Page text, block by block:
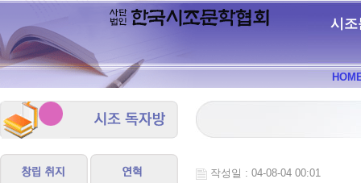
시조
작성일 : 04-08-04 00:01